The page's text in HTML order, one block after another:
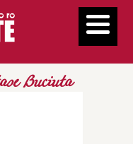
Buciuta